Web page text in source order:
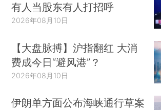
有人当股东有人打招呼
2026年08月10日
【大盘脉搏】沪指翻红 大消
费成今日“避风港”？
2026年08月10日
伊朗单方面公布海峡通行草案